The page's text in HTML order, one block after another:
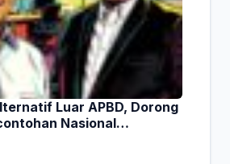
Luar APBD, Dorong
Nasional